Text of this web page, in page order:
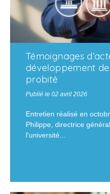
Témoignages
développement
probité
Publié le 02 avril 2026
Entretien réalisé en
Philippe, directrice
l'université...